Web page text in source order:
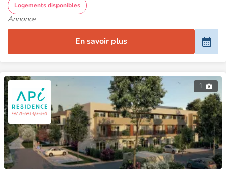
Logements disponibles
Annonce
En savoir plus
1